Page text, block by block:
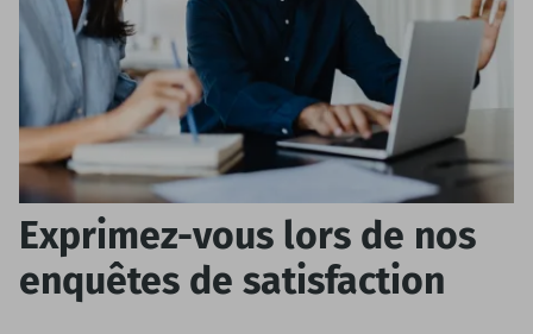
Exprimez-vous lors de nos
enquêtes de satisfaction